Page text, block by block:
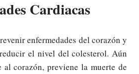
Cardiacas
enfermedades del corazón y
el nivel del colesterol. Aún
al corazón, previene la muerte de